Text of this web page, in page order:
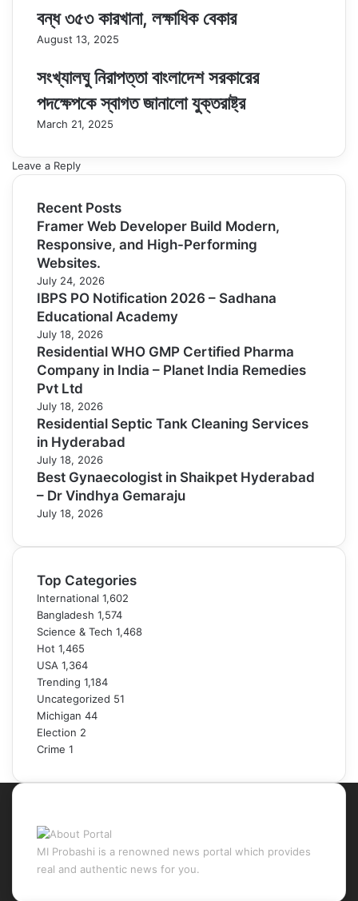
বন্ধ ৩৫৩ কারখানা, লক্ষাধিক বেকার
August 13, 2025
সংখ্যালঘু নিরাপত্তা বাংলাদেশ সরকারের
পদক্ষেপকে স্বাগত জানালো যুক্তরাষ্ট্র
March 21, 2025
Leave a Reply
Recent Posts
Framer Web Developer Build Modern,
Responsive, and High-Performing
Websites.
July 24, 2026
IBPS PO Notification 2026 – Sadhana
Educational Academy
July 18, 2026
Residential WHO GMP Certified Pharma
Company in India – Planet India Remedies
Pvt Ltd
July 18, 2026
Residential Septic Tank Cleaning Services
in Hyderabad
July 18, 2026
Best Gynaecologist in Shaikpet Hyderabad
– Dr Vindhya Gemaraju
July 18, 2026
Top Categories
International 1,602
Bangladesh 1,574
Science & Tech 1,468
Hot 1,465
USA 1,364
Trending 1,184
Uncategorized 51
Michigan 44
Election 2
Crime 1
MI Probashi is a renowned news portal which provides
real and authentic news for you.